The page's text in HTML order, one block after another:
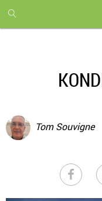
month
free
Tom Souvigne